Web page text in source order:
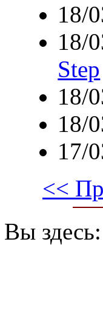
18/
18/
Step
18/
18/
17/
<<
Вы здесь: